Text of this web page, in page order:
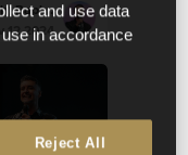
saudável.
(English) Raphael Galante
12 2024
and use data
in accordance
Reject All